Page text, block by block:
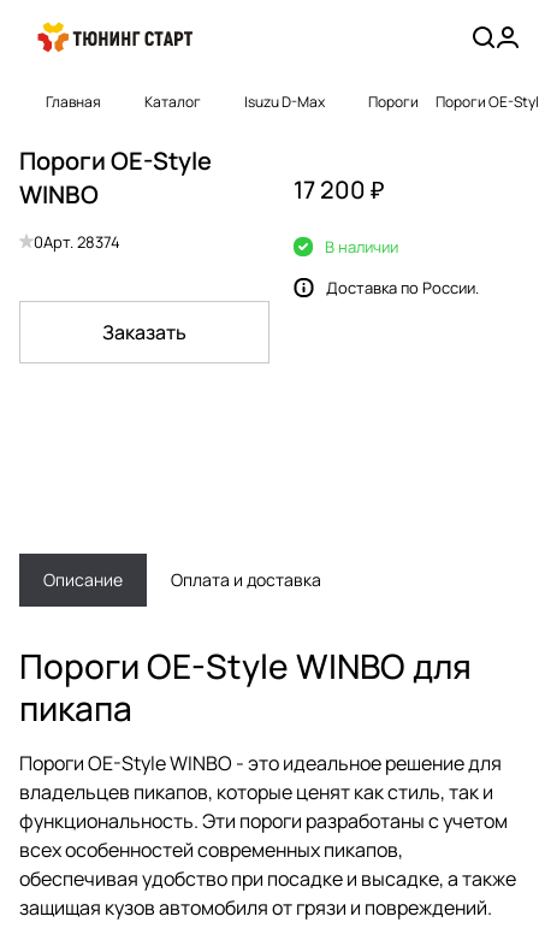
Главная Каталог Isuzu D-Max Пороги Пороги OE-
Пороги OE-Style
WINBO
0Арт.28374
Заказать
17 200 ₽
В наличии
Доставка по России.
Описание Оплата и доставка
Пороги OE-Style WINBO для
пикапа
Пороги OE-Style WINBO - это идеальное решение для
владельцев пикапов, которые ценят как стиль, так и
функциональность. Эти пороги разработаны с учетом
всех особенностей современных пикапов,
обеспечивая удобство при посадке и высадке, а также
защищая кузов автомобиля от грязи и повреждений.